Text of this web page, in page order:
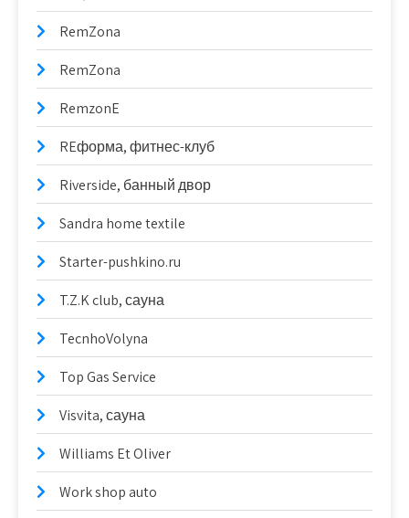
RemZona
RemZona
RemzonE
REформа, фитнес-клуб
Riverside, банный двор
Sandra home textile
Starter-pushkino.ru
T.Z.K club, сауна
TecnhoVolyna
Top Gas Service
Visvita, сауна
Williams Et Oliver
Work shop auto